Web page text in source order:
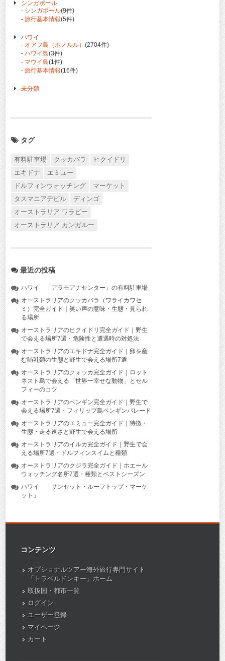
シンガポール
- シンガポール(9件)
- 旅行基本情報(5件)
ハワイ
- オアフ島（ホノルル） (2704件)
- ハワイ島(3件)
- マウイ島(1件)
- 旅行基本情報(16件)
未分類
タグ
有料駐車場 クッカバラ
ヒクイドリ
エキドナ
エミュー
ドルフィンウォッチング
マーケット
タスマニアデビル
ディンゴ
オーストラリア ワラビー
オーストラリア カンガルー
最近の投稿
ハワイ 「アラモアナセンター」の有料駐車場
オーストラリアのクッカバラ（ワライカワセ
ミ）完全ガイド｜笑い声の意味・生態・見られ
る場所
オーストラリアのヒクイドリ完全ガイド｜野生
で会える場所7選・危険性と遭遇時の対処法
オーストラリアのエキドナ完全ガイド｜卵を産
む哺乳類の生態と野生で会える場所7選
オーストラリアのクォッカ完全ガイド｜ロット
ネスト島で会える「世界一幸せな動物」とセル
フィーのコツ
オーストラリアのペンギン完全ガイド｜野生で
会える場所7選・フィリップ島ペンギンパレード
オーストラリアのエミュー完全ガイド｜特徴・
生態・走る速さと野生で会える場所
オーストラリアのイルカ完全ガイド｜野生で会
える場所7選・ドルフィンスイムと種類
オーストラリアのクジラ完全ガイド｜ホエール
ウォッチング名所7選・種類とベストシーズン
ハワイ 「サンセット・ルーフトップ・マーケ
ット」
コンテンツ
オプショナルツアー海外旅行専門サイト
「トラベルドンキー」ホーム
取扱国・都市一覧
ログイン
ユーザー登録
マイページ
カート